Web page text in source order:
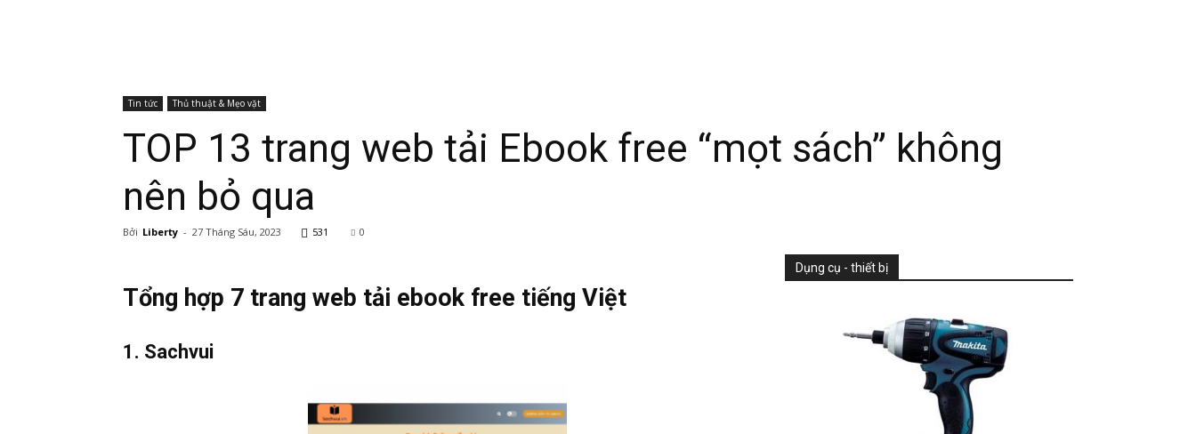
Tin tức Thủ thuật & Mẹo vặt
TOP 13 trang web tải Ebook free “mọt sách” không
nên bỏ qua
Bởi Liberty - 27 Tháng Sáu, 2023 531 0
Tổng hợp 7 trang web tải ebook free tiếng Việt
1. Sachvui
Dụng cụ - thiết bị